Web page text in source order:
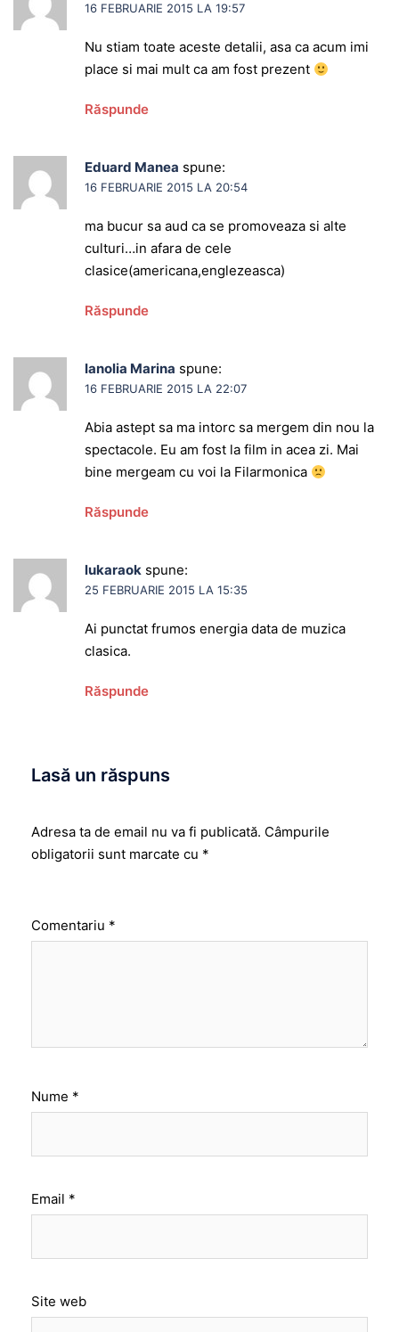
16 FEBRUARIE 2015 LA 19:57
Nu stiam toate aceste detalii, asa ca acum imi
place si mai mult ca am fost prezent
Răspunde
Eduard Manea spune:
16 FEBRUARIE 2015 LA 20:54
ma bucur sa aud ca se promoveaza si alte
culturi…in afara de cele
clasice(americana,englezeasca)
Răspunde
Ianolia Marina spune:
16 FEBRUARIE 2015 LA 22:07
Abia astept sa ma intorc sa mergem din nou la
spectacole. Eu am fost la film in acea zi. Mai
bine mergeam cu voi la Filarmonica
Răspunde
lukaraok spune:
25 FEBRUARIE 2015 LA 15:35
Ai punctat frumos energia data de muzica
clasica.
Răspunde
Lasă un răspuns
Adresa ta de email nu va fi publicată. Câmpurile
obligatorii sunt marcate cu *
Comentariu *
Nume *
Email *
Site web